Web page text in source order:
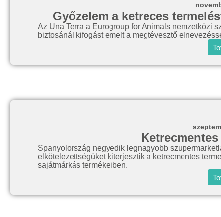
Győzelem a ketreces
Az Una Terra a Eurogroup for Animals nemzetközi
biztosánál kifogást emelt a megtévesztő
Spanyolország negyedik legnagyobb
elkötelezettségüket kiterjesztik a ketrecmentes
sajátmárkás termékeiben.